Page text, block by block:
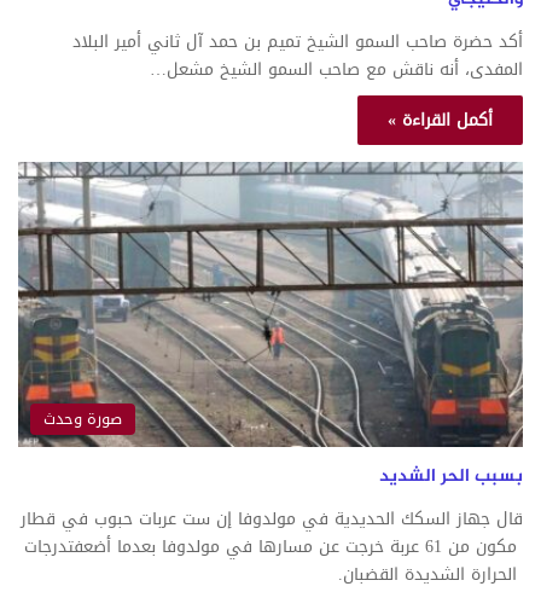
أكد حضرة صاحب السمو الشيخ تميم بن حمد آل ثاني أمير البلاد
المفدى، أنه ناقش مع صاحب السمو الشيخ مشعل…
أكمل القراءة »
صورة وحدث
بسبب الحر الشديد
قال جهاز السكك الحديدية في مولدوفا إن ست عربات حبوب في قطار
مكون من 61 عربة خرجت عن مسارها في مولدوفا بعدما أضعفتدرجات
الحرارة الشديدة القضبان.